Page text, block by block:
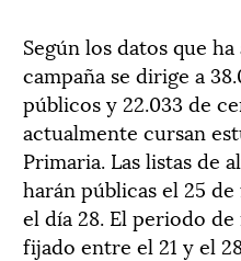
Según los datos que
campaña se dirige a
públicos y 22.033 de
actualmente cursan
Primaria. Las listas de
harán públicas el 25
el día 28. El periodo
fijado entre el 21 y el